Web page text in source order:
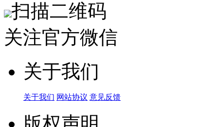
扫描二维码
关注官方微信
关于我们
关于我们 网站协议 意见反馈